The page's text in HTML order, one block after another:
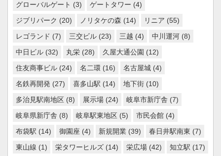
グローバルゲート (3) ゲートタワー (4)
ジブリパーク (20) ノリタケの森 (14) リニア (55)
レゴランド (7) 三交ビル (23) 三越 (4) 中川運河 (8)
中日ビル (32) 丸栄 (28) 久屋大通公園 (12)
住友商事ビル (24) 名二環 (16) 名古屋城 (4)
名鉄再開発 (27) 喜多山駅 (14) 地下街 (10)
多治見駅南地区 (8) 展示場 (24) 岐阜市新庁舎 (7)
岐阜県新庁舎 (8) 岐阜駅東地区 (5) 市民会館 (4)
布袋駅 (14) 御園座 (4) 新規開業 (39) 春日井駅南東 (7)
東山線 (1) 栄タワーヒルズ (14) 栄広場 (42) 知立駅 (17)